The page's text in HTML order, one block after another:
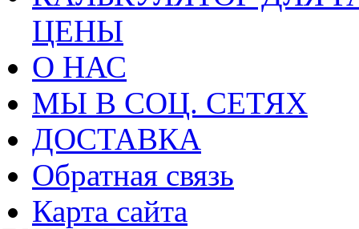
ЦЕНЫ
О НАС
МЫ В СОЦ. СЕТЯХ
ДОСТАВКА
Обратная связь
Карта сайта